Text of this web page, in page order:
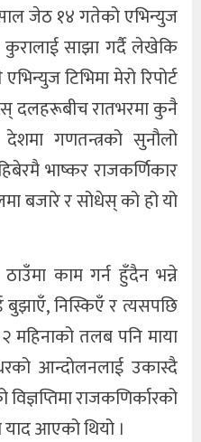
जेठ १४ गतेको एभिन्युज
कुरालाई साझा गर्दै लेखेकि
टिभिमा मेरो रिपोर्ट
दलहरूबीच रातभरमा कुनै
गणतन्त्रको सुनौलो
भाष्कर राजकर्णिकार
बजारे र सोधेस् को हो यो
काम गर्न हुँदैन भन्ने
निस्किएँ र त्यसपछि
तलब पनि माया
आन्दोलनलाई उकास्दै
राजकणिर्कारको
आएको थियो ।